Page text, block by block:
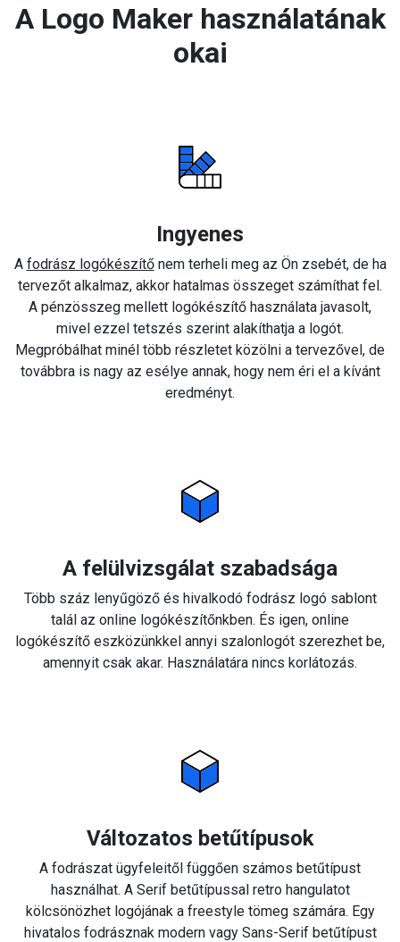
A Logo Maker használatának
okai
Ingyenes
A fodrász logókészítőnem terheli meg az Ön zsebét, de ha
tervezőt alkalmaz, akkor hatalmas összeget számíthat fel.
A pénzösszeg mellett logókészítő használata javasolt,
mivel ezzel tetszés szerint alakíthatja a logót.
Megpróbálhat minél több részletet közölni a tervezővel, de
továbbra is nagy az esélye annak, hogy nem éri el a kívánt
eredményt.
A felülvizsgálat szabadsága
Több száz lenyűgöző és hivalkodó fodrász logó sablont
talál az online logókészítőnkben. És igen, online
logókészítő eszközünkkel annyi szalonlogót szerezhet be,
amennyit csak akar. Használatára nincs korlátozás.
Változatos betűtípusok
A fodrászat ügyfeleitől függően számos betűtípust
használhat. A Serif betűtípussal retro hangulatot
kölcsönözhet logójának a freestyle tömeg számára. Egy
hivatalos fodrásznak modern vagy Sans-Serif betűtípust